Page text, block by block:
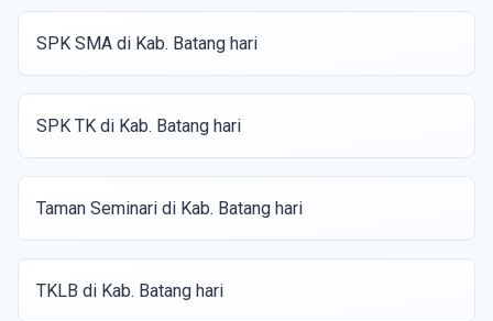
SPK SMA di Kab. Batang hari
SPK TK di Kab. Batang hari
Taman Seminari di Kab. Batang hari
TKLB di Kab. Batang hari